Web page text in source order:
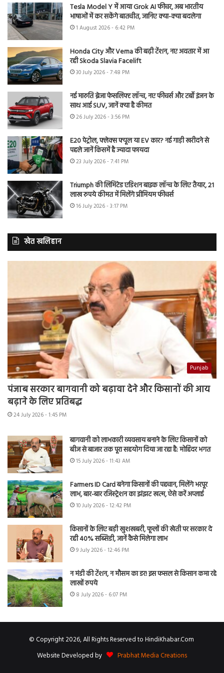
Tesla Model Y में आया Grok AI फीचर, अब भारतीय
भाषाओं में कर सकेंगे बातचीत, जानिए क्या-क्या बदलेगा
1 August 2026 - 6:42 PM
Honda City और Verna की बढ़ी टेंशन, नए अवतार में आ
रही Skoda Slavia Facelift
30 July 2026 - 7:48 PM
नई मारुति ब्रेजा फेसलिफ्ट लॉन्च, नए फीचर्स और टर्बो इंजन के
साथ आई SUV, जानें क्या है कीमत
26 July 2026 - 3:56 PM
E20 पेट्रोल, फ्लेक्स फ्यूल या EV कार? नई गाड़ी खरीदने से
पहले जानें किसमें है ज्यादा फायदा
23 July 2026 - 7:41 PM
Triumph की लिमिटेड एडिशन बाइक लॉन्च के लिए तैयार, 21
लाख रुपये कीमत में मिलेंगे प्रीमियम फीचर्स
16 July 2026 - 3:17 PM
खेत खलिहान
Punjab
पंजाब सरकार बागवानी को बढ़ावा देने और किसानों की आय
बढ़ाने के लिए प्रतिबद्ध
24 July 2026 - 1:45 PM
बागवानी को लाभकारी व्यवसाय बनाने के लिए किसानों को
बीज से बाजार तक पूरा सहयोग दिया जा रहा है: मोहिंदर भगत
15 July 2026 - 11:43 AM
Farmers ID Card बनेगा किसानों की पहचान, मिलेंगे भरपूर
लाभ, बार-बार रजिस्ट्रेशन का झंझट खत्म, ऐसे करें अप्लाई
10 July 2026 - 12:42 PM
किसानों के लिए बड़ी खुशखबरी, फूलों की खेती पर सरकार दे
रही 40% सब्सिडी, जानें कैसे मिलेगा लाभ
9 July 2026 - 12:46 PM
न मंडी की टेंशन, न मौसम का डर! इस फसल से किसान कमा रहे
लाखों रुपये
8 July 2026 - 6:07 PM
© Copyright 2026, All Rights Reserved to HindiKhabar.Com
Website Developed by
Prabhat Media Creations